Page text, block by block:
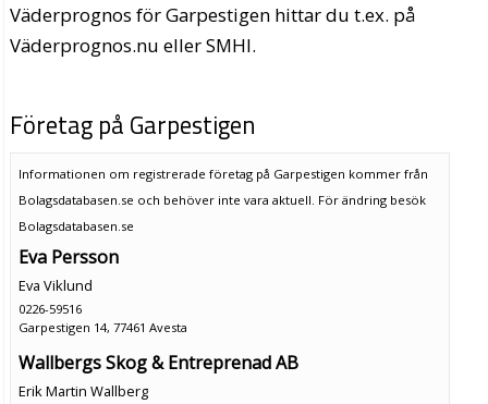
Väderprognos för Garpestigen hittar du t.ex. på
Väderprognos.nu eller SMHI.
Företag på Garpestigen
Informationen om registrerade företag på Garpestigen kommer från
Bolagsdatabasen.se och behöver inte vara aktuell. För ändring besök
Bolagsdatabasen.se
Eva Persson
Eva Viklund
0226-59516
Garpestigen 14, 77461 Avesta
Wallbergs Skog & Entreprenad AB
Erik Martin Wallberg